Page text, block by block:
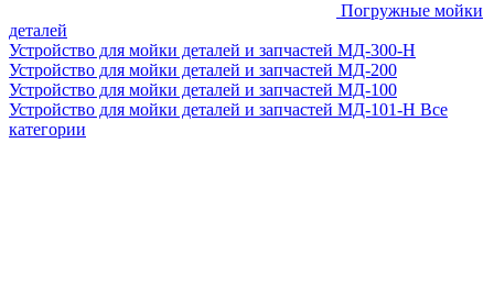
Погружные мойки
деталей
Устройство для мойки деталей и запчастей МД-300-H
Устройство для мойки деталей и запчастей МД-200
Устройство для мойки деталей и запчастей МД-100
Устройство для мойки деталей и запчастей МД-101-Н Все
категории